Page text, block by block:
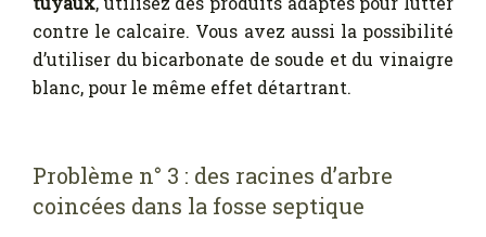
contre le calcaire. Vous avez aussi la possibilité
d’utiliser du bicarbonate de soude et du vinaigre
blanc, pour le même effet détartrant.
Problème n° 3 : des racines d’arbre
coincées dans la fosse septique